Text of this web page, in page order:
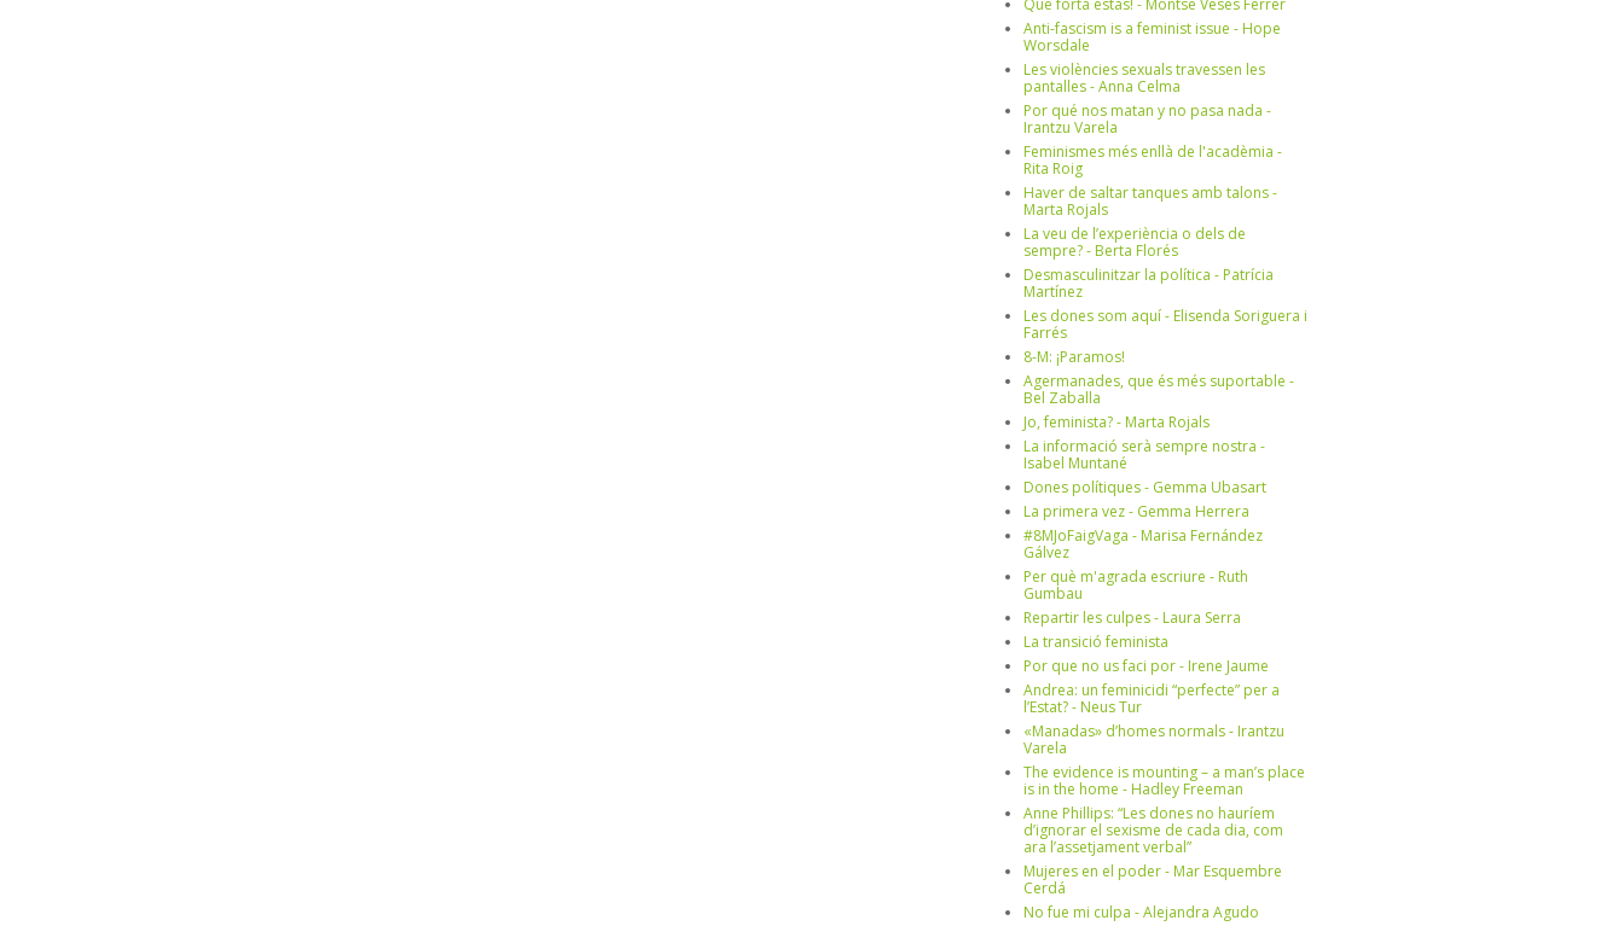
Que forta estàs! - Montse Veses Ferrer
Anti-fascism is a feminist issue - Hope
Worsdale
Les violències sexuals travessen les
pantalles - Anna Celma
Por qué nos matan y no pasa nada -
Irantzu Varela
Feminismes més enllà de l'acadèmia -
Rita Roig
Haver de saltar tanques amb talons -
Marta Rojals
La veu de l’experiència o dels de
sempre? - Berta Florés
Desmasculinitzar la política - Patrícia
Martínez
Les dones som aquí - Elisenda Soriguera i
Farrés
8-M: ¡Paramos!
Agermanades, que és més suportable -
Bel Zaballa
Jo, feminista? - Marta Rojals
La informació serà sempre nostra -
Isabel Muntané
Dones polítiques - Gemma Ubasart
La primera vez - Gemma Herrera
#8MJoFaigVaga - Marisa Fernández
Gálvez
Per què m'agrada escriure - Ruth
Gumbau
Repartir les culpes - Laura Serra
La transició feminista
Por que no us faci por - Irene Jaume
Andrea: un feminicidi “perfecte” per a
l’Estat? - Neus Tur
«Manadas» d’homes normals - Irantzu
Varela
The evidence is mounting – a man’s place
is in the home - Hadley Freeman
Anne Phillips: “Les dones no hauríem
d’ignorar el sexisme de cada dia, com
ara l’assetjament verbal”
Mujeres en el poder - Mar Esquembre
Cerdá
No fue mi culpa - Alejandra Agudo